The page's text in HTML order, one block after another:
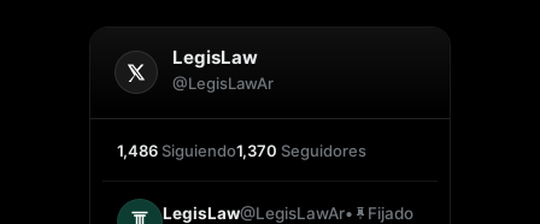
LegisLaw
@LegisLawAr
1,486 Siguiendo1,370 Seguidores
LegisLaw@LegisLawAr•
Fijado